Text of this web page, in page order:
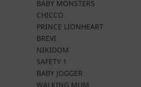
BABY MONSTERS
CHICCO
PRINCE LIONHEART
BREVI
NIKIDOM
SAFETY 1
BABY JOGGER
WALKING MUM